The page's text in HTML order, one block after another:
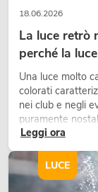
18.06.2026
La luce retrò
perché la
Una luce molto
colorati
nei club e negli
puramente
in modo
Leggi ora
LUCE